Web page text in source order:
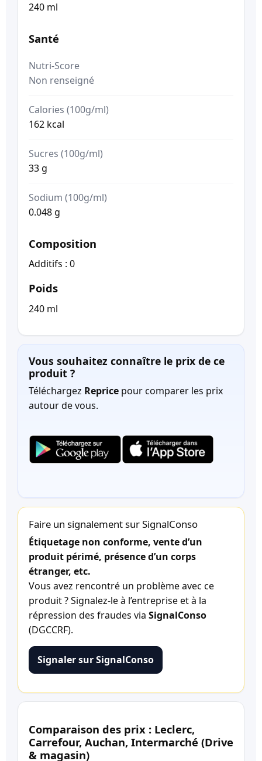
240 ml
Santé
Nutri-Score
Non renseigné
Calories (100g/ml)
162 kcal
Sucres (100g/ml)
33 g
Sodium (100g/ml)
0.048 g
Composition
Additifs : 0
Poids
240 ml
Vous souhaitez connaître le prix de ce
produit ?
Téléchargez Reprice pour comparer les prix
autour de vous.
Faire un signalement sur SignalConso
Étiquetage non conforme, vente d’un
produit périmé, présence d’un corps
étranger, etc.
Vous avez rencontré un problème avec ce
produit ? Signalez-le à l’entreprise et à la
répression des fraudes via SignalConso
(DGCCRF).
Signaler sur SignalConso
Comparaison des prix : Leclerc,
Carrefour, Auchan, Intermarché (Drive
& magasin)